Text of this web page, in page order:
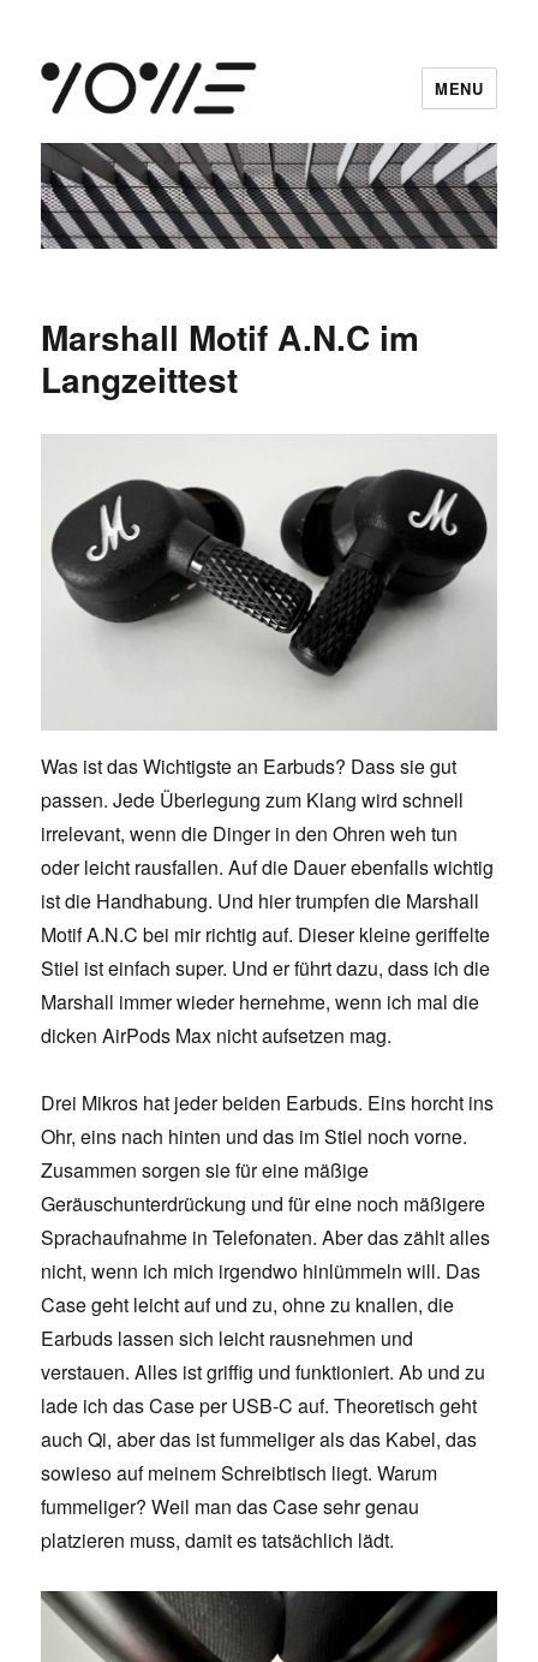
vowe dot net
MENU
Marshall Motif A.N.C im
Langzeittest
Was ist das Wichtigste an Earbuds? Dass sie gut
passen. Jede Überlegung zum Klang wird schnell
irrelevant, wenn die Dinger in den Ohren weh tun
oder leicht rausfallen. Auf die Dauer ebenfalls wichtig
ist die Handhabung. Und hier trumpfen die Marshall
Motif A.N.C bei mir richtig auf. Dieser kleine geriffelte
Stiel ist einfach super. Und er führt dazu, dass ich die
Marshall immer wieder hernehme, wenn ich mal die
dicken AirPods Max nicht aufsetzen mag.
Drei Mikros hat jeder beiden Earbuds. Eins horcht ins
Ohr, eins nach hinten und das im Stiel noch vorne.
Zusammen sorgen sie für eine mäßige
Geräuschunterdrückung und für eine noch mäßigere
Sprachaufnahme in Telefonaten. Aber das zählt alles
nicht, wenn ich mich irgendwo hinlümmeln will. Das
Case geht leicht auf und zu, ohne zu knallen, die
Earbuds lassen sich leicht rausnehmen und
verstauen. Alles ist griffig und funktioniert. Ab und zu
lade ich das Case per USB-C auf. Theoretisch geht
auch Qi, aber das ist fummeliger als das Kabel, das
sowieso auf meinem Schreibtisch liegt. Warum
fummeliger? Weil man das Case sehr genau
platzieren muss, damit es tatsächlich lädt.